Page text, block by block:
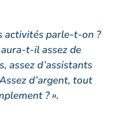
activités parle-t-on ?
aura-t-il assez de
assez d’assistants
d’argent, tout
? ».